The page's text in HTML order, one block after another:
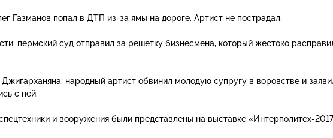
Газманов попал в ДТП из-за ямы на дороге. Артист не пострадал.
пермский суд отправил за решетку бизнесмена, который жестоко
народный артист обвинил молодую супругу в воровстве и
с ней.
и вооружения были представлены на выставке «Интерполитех-